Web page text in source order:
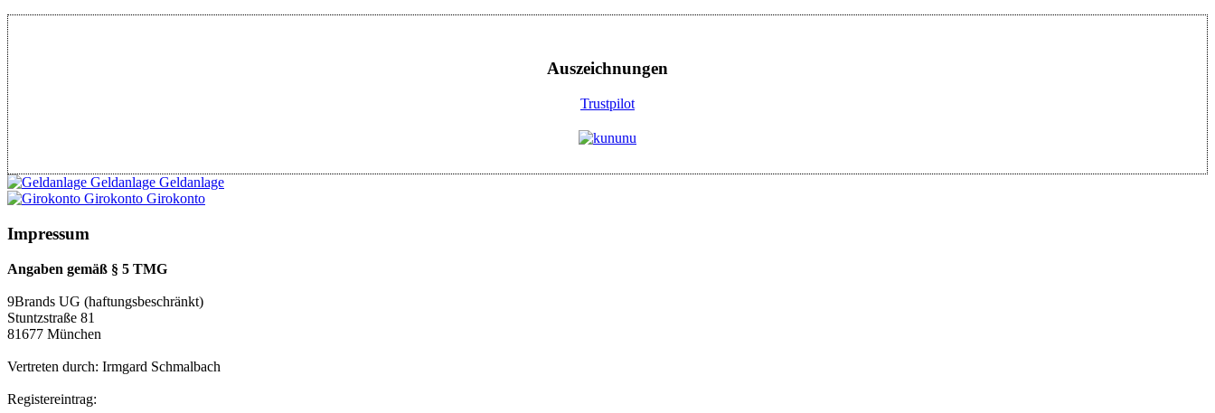
Auszeichnungen
Trustpilot
Geldanlage Geldanlage
Girokonto Girokonto
Impressum
Angaben gemäß § 5 TMG
9Brands UG (haftungsbeschränkt)
Stuntzstraße 81
81677 München
Vertreten durch: Irmgard Schmalbach
Registereintrag: